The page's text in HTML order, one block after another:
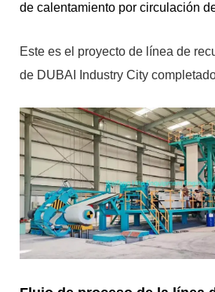
de calentamiento por circulación
Este es el proyecto de línea de
de DUBAI Industry City